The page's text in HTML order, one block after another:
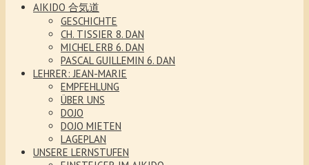
AIKIDO 合気道
GESCHICHTE
CH. TISSIER 8. DAN
MICHEL ERB 6. DAN
PASCAL GUILLEMIN 6. DAN
LEHRER: JEAN-MARIE
EMPFEHLUNG
ÜBER UNS
DOJO
DOJO MIETEN
LAGEPLAN
UNSERE LERNSTUFEN